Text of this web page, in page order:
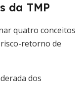
da TMP
quatro conceitos
retorno de
dos